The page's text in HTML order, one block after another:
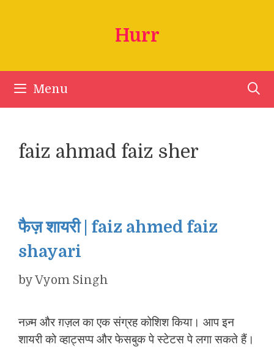
Hurr
Menu
faiz ahmad faiz sher
फैज़ शायरी | faiz ahmed faiz
shayari
byVyom Singh
नज़्म और ग़ज़ल का एक संग्रह कोशिश किया। आप इन
शायरी को व्हाट्सप्प और फेसबुक पे स्टेटस पे लगा सकते हैं।